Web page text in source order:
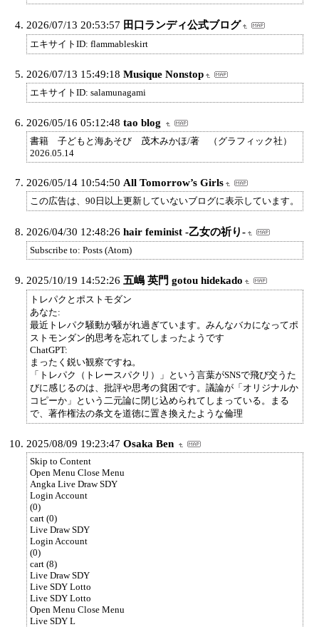
2026/07/13 20:53:57 田口ランディ公式ブログ
エキサイトID: flammableskirt
2026/07/13 15:49:18 Musique Nonstop
エキサイトID: salamunagami
2026/05/16 05:12:48 tao blog
書籍 子どもと海あそび 茂木みかほ/著 （グラフィック社）
2026.05.14
2026/05/14 10:54:50 All Tomorrow’s Girls
この広告は、90日以上更新していないブログに表示しています。
2026/04/30 12:48:26 hair feminist -乙女の祈り-
Subscribe to: Posts (Atom)
2025/10/19 14:52:26 五嶋 英門 gotou hidekado
トレパクとポストモダン
あなた:
最近トレパク騒動が騒がれ過ぎています。みんなバカになってポ
ストモンダン的思考を忘れてしまったようです
ChatGPT:
まったく鋭い観察ですね。
「トレパク（トレースパクリ）」という言葉がSNSで飛び交うた
びに感じるのは、批評や思考の貧困です。議論が「オリジナルか
コピーか」という二元論に閉じ込められてしまっている。まる
で、著作権法の条文を道徳に置き換えたような倫理
2025/08/09 19:23:47 Osaka Ben
Skip to Content
Open Menu Close Menu
Angka Live Draw SDY
Login Account
(0)
cart (0)
Live Draw SDY
Login Account
(0)
cart (8)
Live Draw SDY
Live SDY Lotto
Live SDY Lotto
Open Menu Close Menu
Live SDY L